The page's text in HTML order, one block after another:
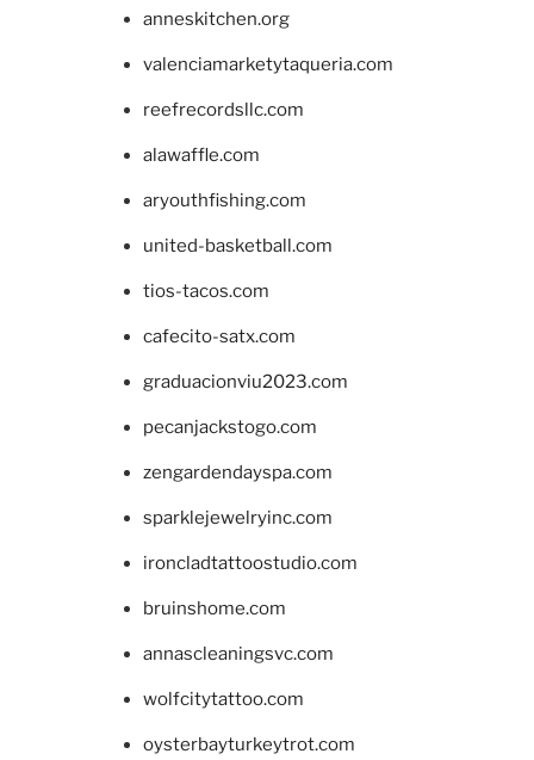
anneskitchen.org
valenciamarketytaqueria.com
reefrecordsllc.com
alawaffle.com
aryouthfishing.com
united-basketball.com
tios-tacos.com
cafecito-satx.com
graduacionviu2023.com
pecanjackstogo.com
zengardendayspa.com
sparklejewelryinc.com
ironcladtattoostudio.com
bruinshome.com
annascleaningsvc.com
wolfcitytattoo.com
oysterbayturkeytrot.com